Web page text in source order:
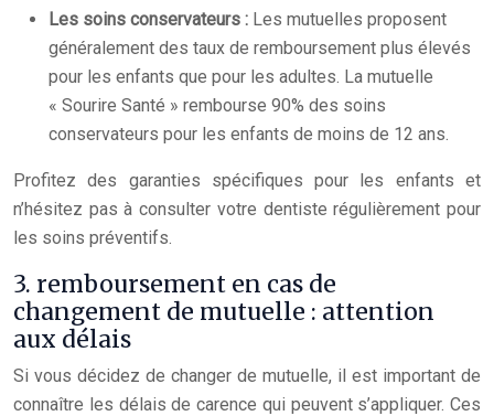
Les soins conservateurs : Les mutuelles proposent
généralement des taux de remboursement plus élevés
pour les enfants que pour les adultes. La mutuelle
« Sourire Santé » rembourse 90% des soins
conservateurs pour les enfants de moins de 12 ans.
Profitez des garanties spécifiques pour les enfants et
n’hésitez pas à consulter votre dentiste régulièrement pour
les soins préventifs.
3. remboursement en cas de
changement de mutuelle : attention
aux délais
Si vous décidez de changer de mutuelle, il est important de
connaître les délais de carence qui peuvent s’appliquer. Ces